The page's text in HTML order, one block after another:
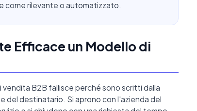
come rilevante o automatizzato.
Efficace un Modello di
vendita B2B fallisce perché sono scritti dalla
destinatario. Si aprono con l'azienda del